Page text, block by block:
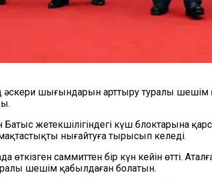
әскери шығындарын арттыру туралы
жетекшілігіндегі күш блоктарына
нығайтуға тырысып келеді.
өткізген саммиттен бір күн кейін өтті.
шешім қабылдаған болатын.